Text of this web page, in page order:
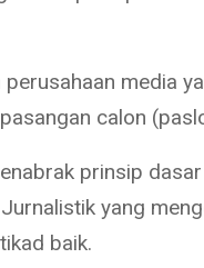
media
calon
prinsip
yang
baik.